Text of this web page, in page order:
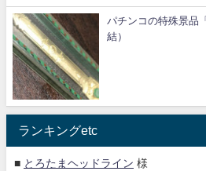
パチンコの特殊景品
結）
ランキングetc
■ とろたまヘッドライン 様